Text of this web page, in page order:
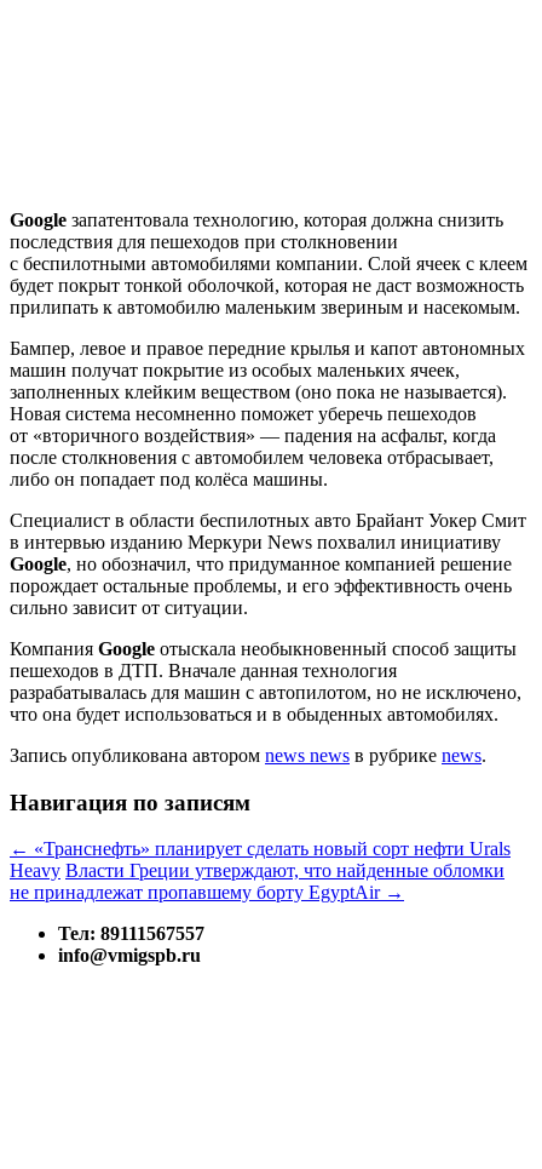
Google запатентовала технологию, которая должна снизить
последствия для пешеходов при столкновении
с беспилотными автомобилями компании. Слой ячеек с клеем
будет покрыт тонкой оболочкой, которая не даст возможность
прилипать к автомобилю маленьким звериным и насекомым.
Бампер, левое и правое передние крылья и капот автономных
машин получат покрытие из особых маленьких ячеек,
заполненных клейким веществом (оно пока не называется).
Новая система несомненно поможет уберечь пешеходов
от «вторичного воздействия» — падения на асфальт, когда
после столкновения с автомобилем человека отбрасывает,
либо он попадает под колёса машины.
Специалист в области беспилотных авто Брайант Уокер Смит
в интервью изданию Меркури News похвалил инициативу
Google, но обозначил, что придуманное компанией решение
порождает остальные проблемы, и его эффективность очень
сильно зависит от ситуации.
Компания Google отыскала необыкновенный способ защиты
пешеходов в ДТП. Вначале данная технология
разрабатывалась для машин с автопилотом, но не исключено,
что она будет использоваться и в обыденных автомобилях.
Запись опубликована автором news news в рубрике news.
Навигация по записям
← «Транснефть» планирует сделать новый сорт нефти Urals
Heavy Власти Греции утверждают, что найденные обломки
не принадлежат пропавшему борту EgyptAir →
Тел: 89111567557
info@vmigspb.ru